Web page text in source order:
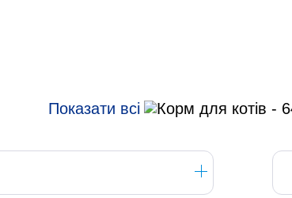
Показати всі